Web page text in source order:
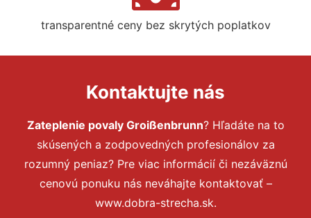
transparentné ceny bez skrytých poplatkov
Kontaktujte nás
Zateplenie povaly Groißenbrunn? Hľadáte na to
skúsených a zodpovedných profesionálov za
rozumný peniaz? Pre viac informácií či nezáväznú
cenovú ponuku nás neváhajte kontaktovať –
www.dobra-strecha.sk.